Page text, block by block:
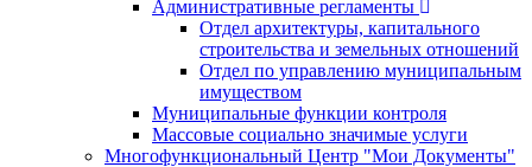
Административные регламенты
Отдел архитектуры, капитального
строительства и земельных отношений
Отдел по управлению муниципальным
имуществом
Муниципальные функции контроля
Массовые социально значимые услуги
Многофункциональный Центр "Мои Документы"